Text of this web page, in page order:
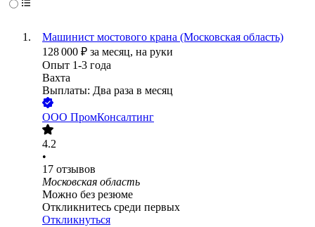
Машинист мостового крана (Московская область)
128 000 ₽ за месяц, на руки
Опыт 1-3 года
Вахта
Выплаты: Два раза в месяц
ООО ПромКонсалтинг
4.2
•
17 отзывов
Московская область
Можно без резюме
Откликнитесь среди первых
Откликнуться